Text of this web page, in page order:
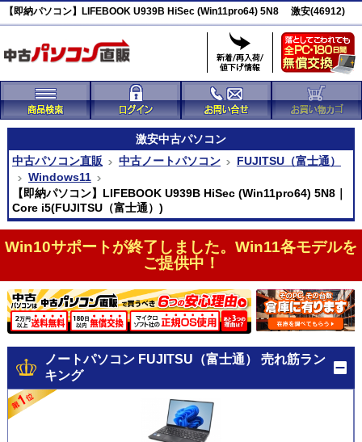
【即納パソコン】LIFEBOOK U939B HiSec (Win11pro64) 5N8 激安(46912)
激安中古パソコン
中古パソコン直販
中古ノートパソコン
FUJITSU（富士通）
Windows11
【即納パソコン】LIFEBOOK U939B HiSec (Win11pro64) 5N8｜
Core i5(FUJITSU（富士通）)
Win10サポートが終了しました。Win11各モデルを
ご提供中！
ノートパソコン FUJITSU（富士通） 売れ筋ラン
キング